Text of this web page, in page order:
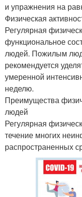
и упражнения на
Физическая
Регулярная
функциональное
людей. Пожилым
рекомендуется
умеренной
неделю.
Преимущества
людей
Регулярная
течение многих
распространенных